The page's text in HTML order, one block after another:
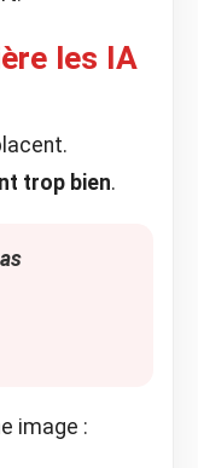
les IA
trop bien.
image :